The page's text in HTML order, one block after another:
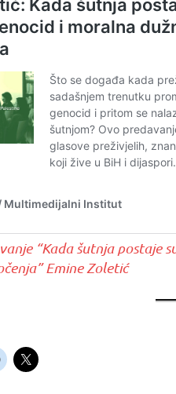
“Kada šutnja postaje
Emine Zoletić